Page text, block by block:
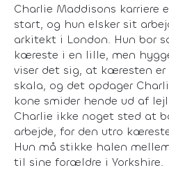
Charlie Maddisons karriere
start, og hun elsker sit
arkitekt i London. Hun bor
kæreste i en lille, men
viser det sig, at kæresten
skala, og det opdager
kone smider hende ud af
Charlie ikke noget sted at
arbejde, for den utro
Hun må stikke halen
til sine forældre i Yorkshire.